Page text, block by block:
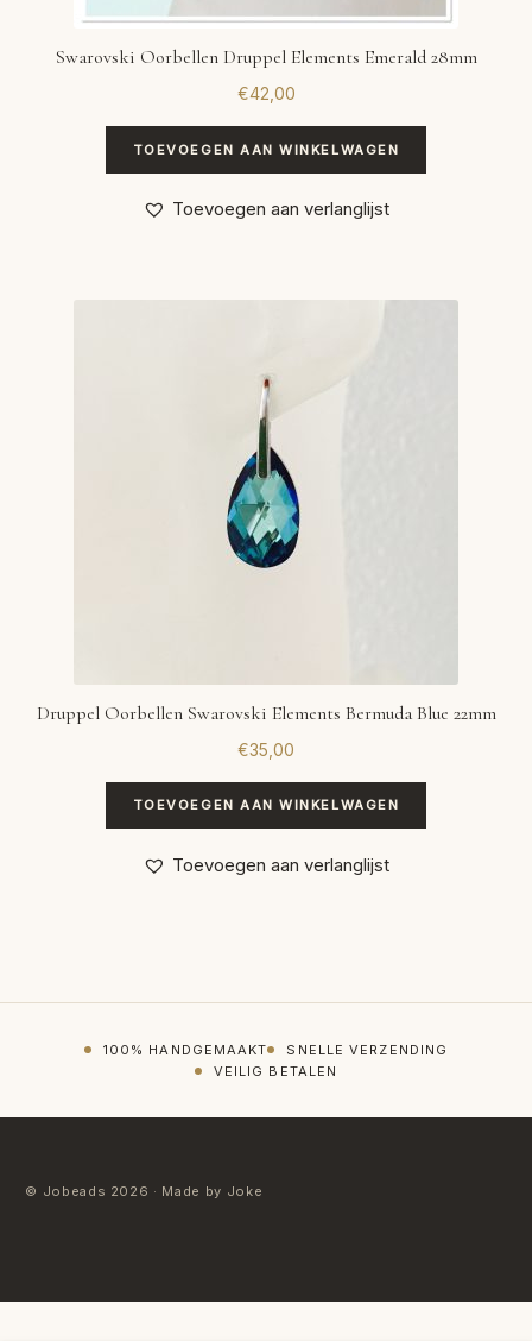
Swarovski Oorbellen Druppel Elements Emerald 28mm
€42,00
TOEVOEGEN AAN WINKELWAGEN
Toevoegen aan verlanglijst
Druppel Oorbellen Swarovski Elements Bermuda Blue 22mm
€35,00
TOEVOEGEN AAN WINKELWAGEN
Toevoegen aan verlanglijst
100% HANDGEMAAKT
SNELLE VERZENDING
VEILIG BETALEN
© Jobeads 2026 · Made by Joke